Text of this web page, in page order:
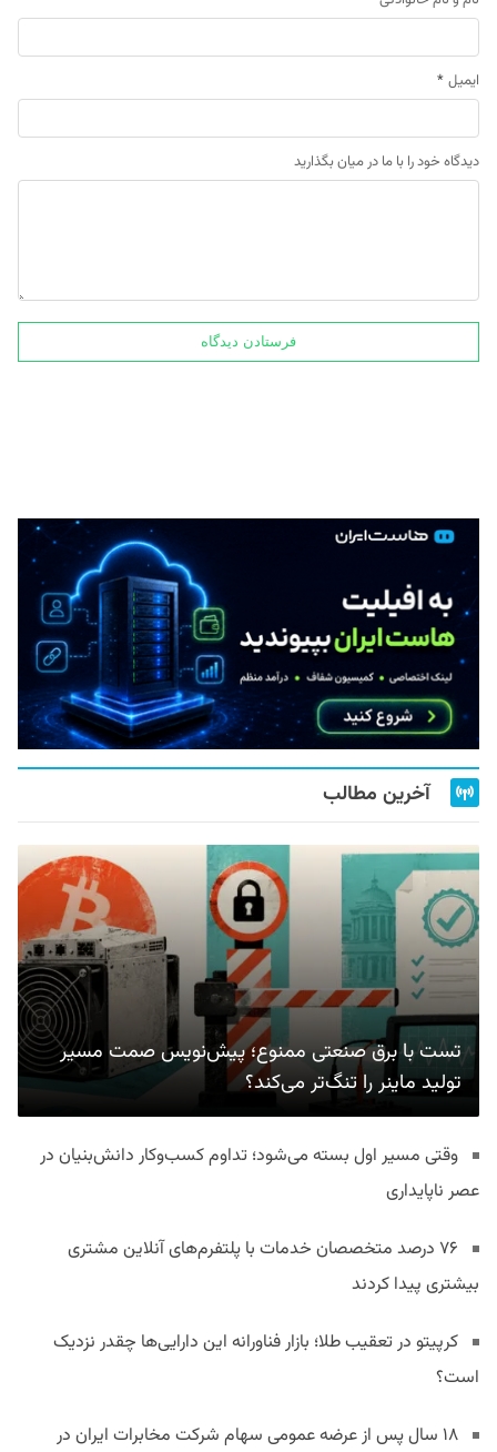
ایمیل *
دیدگاه خود را با ما در میان بگذارید
آخرین مطالب
تست با برق صنعتی ممنوع؛ پیش‌نویس صمت مسیر
تولید ماینر را تنگ‌تر می‌کند؟
وقتی مسیر اول بسته می‌شود؛ تداوم کسب‌وکار دانش‌بنیان در
عصر ناپایداری
۷۶ درصد متخصصان خدمات با پلتفرم‌های آنلاین مشتری
بیشتری پیدا کردند
کرپیتو در تعقیب طلا؛ بازار فناورانه این دارایی‌ها چقدر نزدیک
است؟
۱۸ سال پس از عرضه عمومی سهام شرکت مخابرات ایران در